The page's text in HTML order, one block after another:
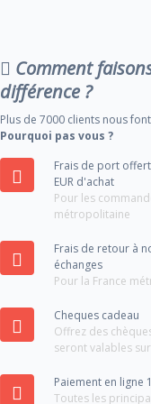
Comment
différence ?
Plus de 7000 clients nous
Pourquoi pas vous ?
Frais de port
EUR d'achat
Pour les
métropolitaine
Frais de retour à
échanges
Pour la France
Cheques cadeau
Offrez des
seront valables
Paiement en ligne
Toutes les